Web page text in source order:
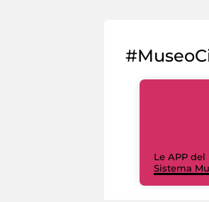
Le APP del
Sistema